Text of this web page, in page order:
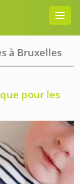
à Bruxelles
pour les